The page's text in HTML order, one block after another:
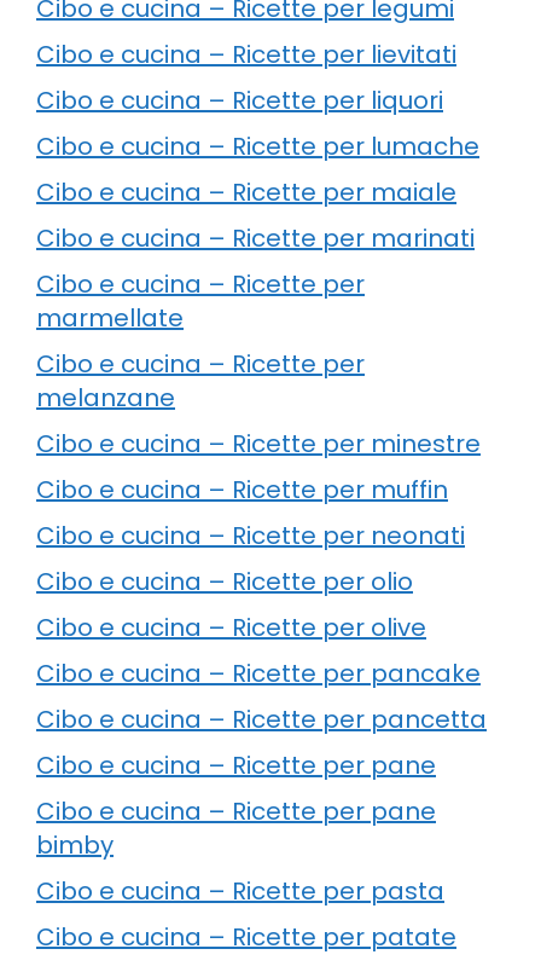
Cibo e cucina – Ricette per legumi
Cibo e cucina – Ricette per lievitati
Cibo e cucina – Ricette per liquori
Cibo e cucina – Ricette per lumache
Cibo e cucina – Ricette per maiale
Cibo e cucina – Ricette per marinati
Cibo e cucina – Ricette per
marmellate
Cibo e cucina – Ricette per
melanzane
Cibo e cucina – Ricette per minestre
Cibo e cucina – Ricette per muffin
Cibo e cucina – Ricette per neonati
Cibo e cucina – Ricette per olio
Cibo e cucina – Ricette per olive
Cibo e cucina – Ricette per pancake
Cibo e cucina – Ricette per pancetta
Cibo e cucina – Ricette per pane
Cibo e cucina – Ricette per pane
bimby
Cibo e cucina – Ricette per pasta
Cibo e cucina – Ricette per patate